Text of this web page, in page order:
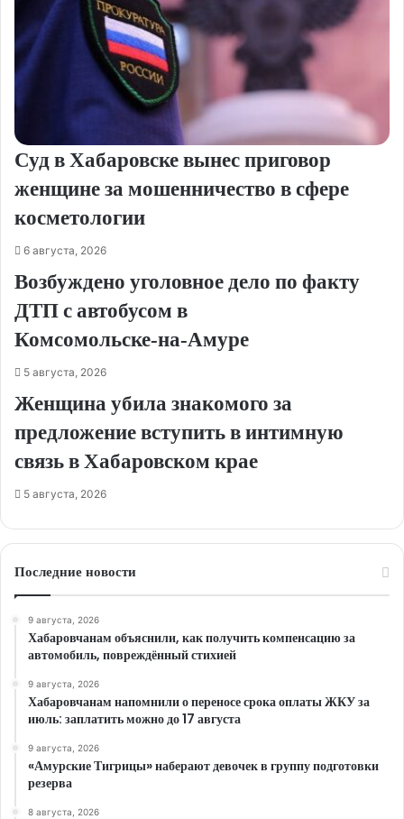
Суд в Хабаровске вынес приговор
женщине за мошенничество в сфере
косметологии
6 августа, 2026
Возбуждено уголовное дело по факту
ДТП с автобусом в
Комсомольске‑на‑Амуре
5 августа, 2026
Женщина убила знакомого за
предложение вступить в интимную
связь в Хабаровском крае
5 августа, 2026
Последние новости
9 августа, 2026
Хабаровчанам объяснили, как получить компенсацию за
автомобиль, повреждённый стихией
9 августа, 2026
Хабаровчанам напомнили о переносе срока оплаты ЖКУ за
июль: заплатить можно до 17 августа
9 августа, 2026
«Амурские Тигрицы» наберают девочек в группу подготовки
резерва
8 августа, 2026